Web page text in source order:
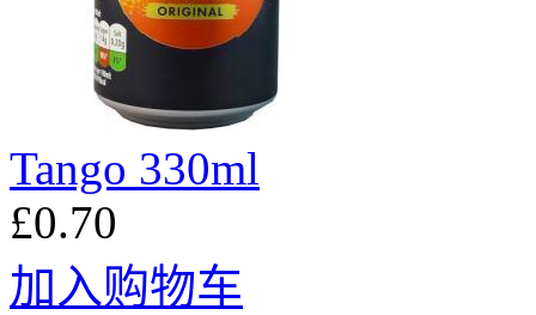
Tango 330ml
£0.70
加入购物车